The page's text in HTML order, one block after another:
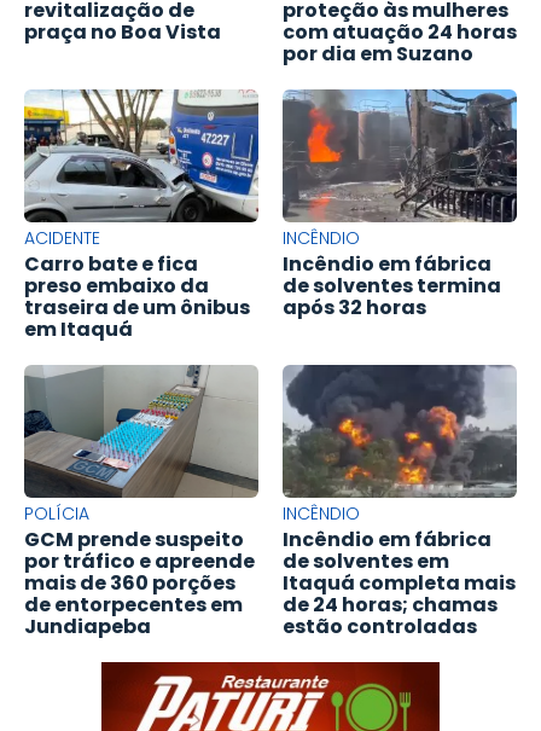
revitalização de
praça no Boa Vista
proteção às mulheres
com atuação 24 horas
por dia em Suzano
ACIDENTE
Carro bate e fica
preso embaixo da
traseira de um ônibus
em Itaquá
INCÊNDIO
Incêndio em fábrica
de solventes termina
após 32 horas
POLÍCIA
GCM prende suspeito
por tráfico e apreende
mais de 360 porções
de entorpecentes em
Jundiapeba
INCÊNDIO
Incêndio em fábrica
de solventes em
Itaquá completa mais
de 24 horas; chamas
estão controladas